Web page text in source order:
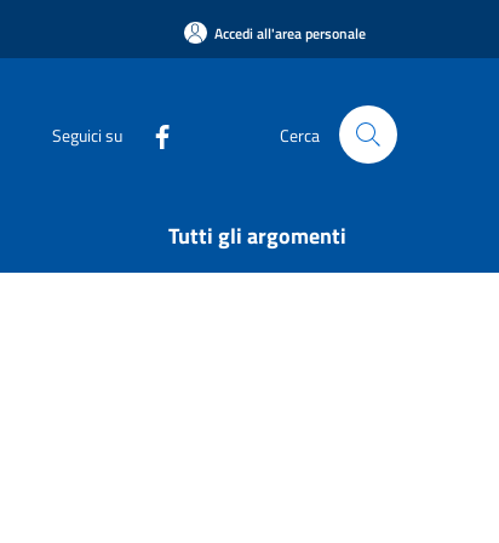
Accedi all'area personale
Seguici su Cerca
Tutti gli argomenti